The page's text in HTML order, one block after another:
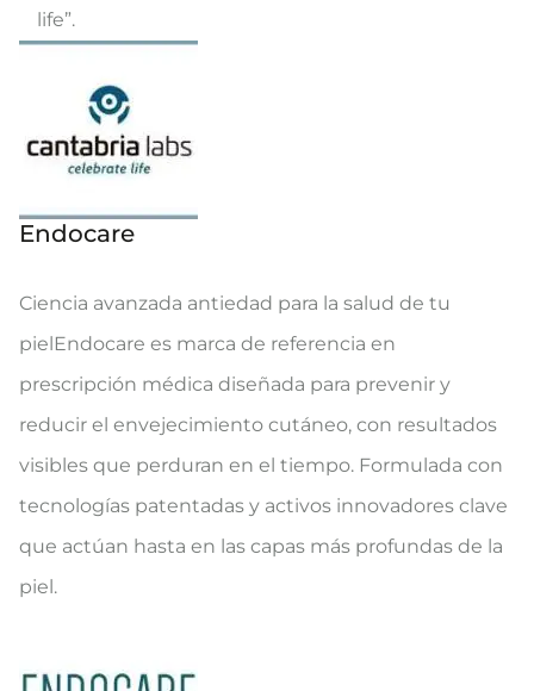
life”.
Endocare
Ciencia avanzada antiedad para la salud de tu
pielEndocare es marca de referencia en
prescripción médica diseñada para prevenir y
reducir el envejecimiento cutáneo, con resultados
visibles que perduran en el tiempo. Formulada con
tecnologías patentadas y activos innovadores clave
que actúan hasta en las capas más profundas de la
piel.